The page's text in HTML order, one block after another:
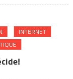
INTERNET